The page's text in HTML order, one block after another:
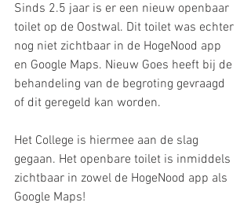
Sinds 2.5 jaar is er een nieuw openbaar
toilet op de Oostwal. Dit toilet was echter
nog niet zichtbaar in de HogeNood app
en Google Maps. Nieuw Goes heeft bij de
behandeling van de begroting gevraagd
of dit geregeld kan worden.
Het College is hiermee aan de slag
gegaan. Het openbare toilet is inmiddels
zichtbaar in zowel de HogeNood app als
Google Maps!